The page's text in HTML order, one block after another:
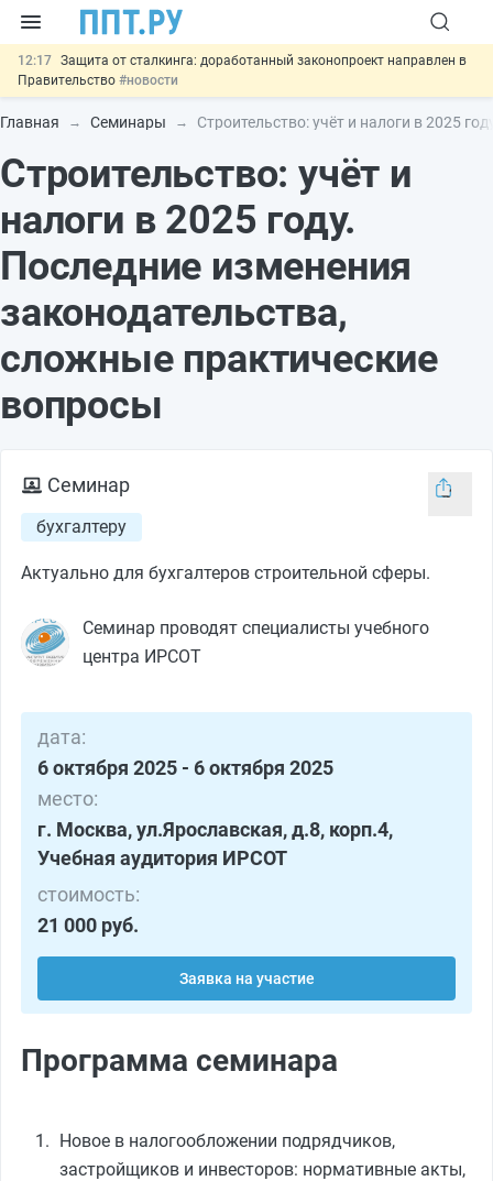
12:17 Защита от сталкинга: доработанный законопроект направлен в
Правительство #новости
11:23 Минпромторг предлагает новые формы сертификата и
декларации о соответствии
#новости
#новости
00:01
6 августа: важные документы, вступающие в силу сегодня
#новости
05.08
Важно
Подписан закон об упрощении госзакупок по 44-ФЗ
Главная Семинары Строительство: учёт и налоги в 2025
Строительство: учёт и
налоги в 2025 году.
Последние изменения
законодательства,
сложные практические
вопросы
Семинар
бухгалтеру
Актуально для бухгалтеров строительной сферы.
Семинар проводят специалисты учебного
центра ИРСОТ
дата:
6 октября 2025 - 6 октября 2025
место:
г. Москва, ул.Ярославская, д.8, корп.4,
Учебная аудитория ИРСОТ
стоимость:
21 000 руб.
Заявка на участие
Программа семинара
Новое в налогообложении подрядчиков,
застройщиков и инвесторов: нормативные акты,